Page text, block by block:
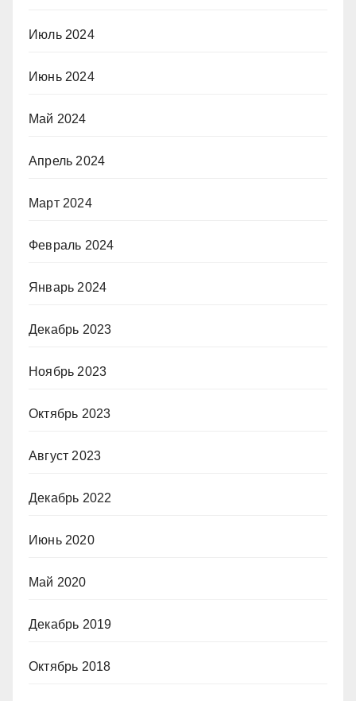
Июль 2024
Июнь 2024
Май 2024
Апрель 2024
Март 2024
Февраль 2024
Январь 2024
Декабрь 2023
Ноябрь 2023
Октябрь 2023
Август 2023
Декабрь 2022
Июнь 2020
Май 2020
Декабрь 2019
Октябрь 2018